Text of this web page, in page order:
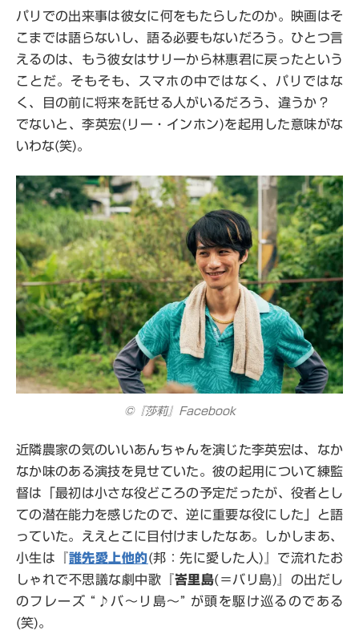
パリでの出来事は彼女に何をもたらしたのか。映画はそ
こまでは語らないし、語る必要もないだろう。ひとつ言
えるのは、もう彼女はサリーから林惠君に戻ったという
ことだ。そもそも、スマホの中ではなく、パリではな
く、目の前に将来を託せる人がいるだろう、違うか？
でないと、李英宏(リー・インホン)を起用した意味がな
いわな(笑)。
©『莎莉』Facebook
近隣農家の気のいいあんちゃんを演じた李英宏は、なか
なか味のある演技を見せていた。彼の起用について練監
督は「最初は小さな役どころの予定だったが、役者とし
ての潜在能力を感じたので、逆に重要な役にした」と語
っていた。ええとこに目付けましたなあ。しかしまあ、
小生は『誰先愛上他的(邦：先に愛した人)』で流れたお
しゃれで不思議な劇中歌『峇里島(＝バリ島)』の出だし
のフレーズ “♪バ～リ島～” が頭を駆け巡るのである
(笑)。